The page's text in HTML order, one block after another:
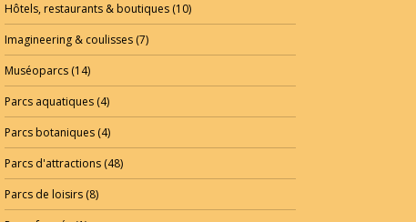
Hôtels, restaurants & boutiques (10)
Imagineering & coulisses (7)
Muséoparcs (14)
Parcs aquatiques (4)
Parcs botaniques (4)
Parcs d'attractions (48)
Parcs de loisirs (8)